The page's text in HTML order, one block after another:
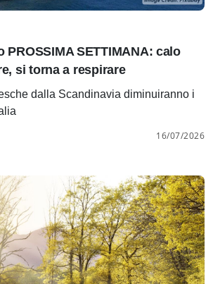
PROSSIMA SETTIMANA: calo
si torna a respirare
dalla Scandinavia diminuiranno i
16/07/2026